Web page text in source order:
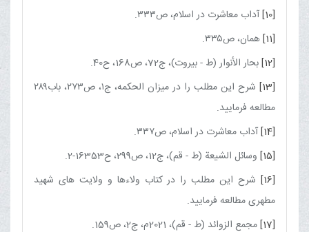
[10]آداب معاشرت در اسلام، ص۳۳۳.
[11]همان، ص۳۳۵.
[12]بحار الأنوار (ط - بیروت)، ج‏72، ص168، ح40.
[13]
شرح این مطلب را در میزان الحكمه، ج۱، ص۲۷۳، باب۲۸۹
مطالعه فرمایید.
[14]آداب معاشرت در اسلام، ص۳۳۷.
[15] وسائل الشیعة (ط - قم)، ج‏12، ص299، ح16353-2.
[16] شرح این مطلب را در كتاب ولاء‌ها و ولایت‌ هاى شهید
مطهرى مطالعه فرمایید.
[17]مجمع الزوائد (ط - قم)، 2021م، ج2، ص159.